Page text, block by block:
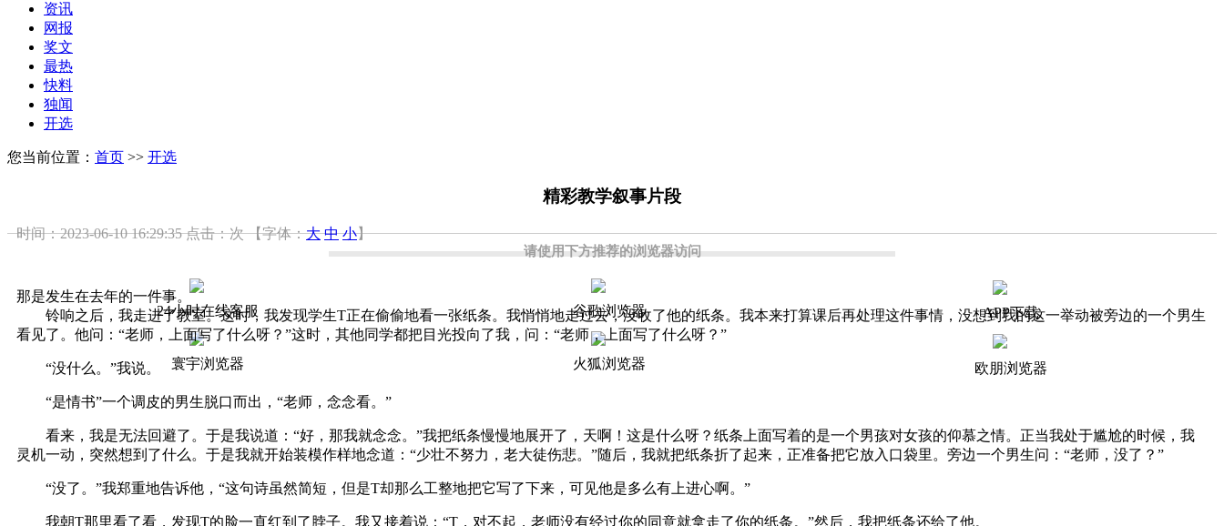
请使用下方推荐的浏览器访问
24小时在线客服 谷歌浏览器 APP下载
寰宇浏览器 火狐浏览器 欧朋浏览器
资讯
网报
奖文
最热
快料
独闻
开选
您当前位置： 首页 >> 开选
精彩教学叙事片段
时间：2023-06-10 16:29:35点击：次 【字体：大 中 小】
那是发生在去年的一件事。
铃响之后，我走进了教室。这时，我发现学生T正在偷偷地看一张纸条。我悄悄地走过去，没收了他的纸条。我本来打算课后再处理这件事情，没想到我的这一举动被旁边的一个男生
看见了。他问：“老师，上面写了什么呀？”这时，其他同学都把目光投向了我，问：“老师，上面写了什么呀？”
“没什么。”我说。
“是情书”一个调皮的男生脱口而出，“老师，念念看。”
看来，我是无法回避了。于是我说道：“好，那我就念念。”我把纸条慢慢地展开了，天啊！这是什么呀？纸条上面写着的是一个男孩对女孩的仰慕之情。正当我处于尴尬的时候，我
灵机一动，突然想到了什么。于是我就开始装模作样地念道：“少壮不努力，老大徒伤悲。”随后，我就把纸条折了起来，正准备把它放入口袋里。旁边一个男生问：“老师，没了？”
“没了。”我郑重地告诉他，“这句诗虽然简短，但是T却那么工整地把它写了下来，可见他是多么有上进心啊。”
我朝T那里看了看，发现T的脸一直红到了脖子。我又接着说：“T，对不起，老师没有经过你的同意就拿走了你的纸条。”然后，我把纸条还给了他。